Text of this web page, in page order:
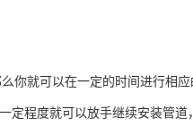
你就可以在一定的时间进行相应
定程度就可以放手继续安装管道